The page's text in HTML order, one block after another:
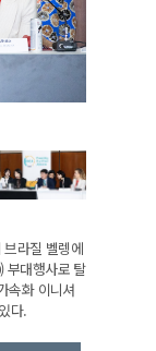
라질 벨렝에
부대행사로 탈
속화 이니셔
다.